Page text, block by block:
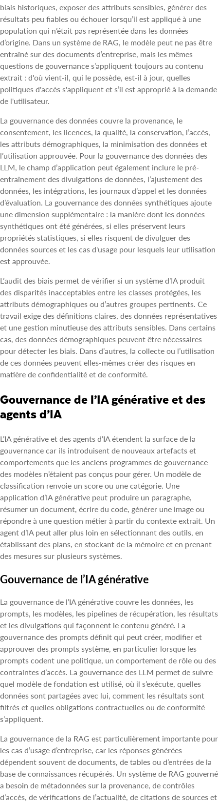
biais historiques, exposer des attributs sensibles, générer des
résultats peu fiables ou échouer lorsqu’il est appliqué à une
population qui n’était pas représentée dans les données
d’origine. Dans un système de RAG, le modèle peut ne pas être
entraîné sur des documents d’entreprise, mais les mêmes
questions de gouvernance s’appliquent toujours au contenu
extrait : d'où vient-il, qui le possède, est-il à jour, quelles
politiques d'accès s'appliquent et s’il est approprié à la demande
de l'utilisateur.
La gouvernance des données couvre la provenance, le
consentement, les licences, la qualité, la conservation, l’accès,
les attributs démographiques, la minimisation des données et
l’utilisation approuvée. Pour la gouvernance des données des
LLM, le champ d’application peut également inclure le pré-
entraînement des divulgations de données, l’ajustement des
données, les intégrations, les journaux d’appel et les données
d’évaluation. La gouvernance des données synthétiques ajoute
une dimension supplémentaire : la manière dont les données
synthétiques ont été générées, si elles préservent leurs
propriétés statistiques, si elles risquent de divulguer des
données sources et les cas d'usage pour lesquels leur utilisation
est approuvée.
L’audit des biais permet de vérifier si un système d’IA produit
des disparités inacceptables entre les classes protégées, les
attributs démographiques ou d’autres groupes pertinents. Ce
travail exige des définitions claires, des données représentatives
et une gestion minutieuse des attributs sensibles. Dans certains
cas, des données démographiques peuvent être nécessaires
pour détecter les biais. Dans d’autres, la collecte ou l’utilisation
de ces données peuvent elles-mêmes créer des risques en
matière de confidentialité et de conformité.
Gouvernance de l’IA générative et des
agents d’IA
L’IA générative et des agents d’IA étendent la surface de la
gouvernance car ils introduisent de nouveaux artefacts et
comportements que les anciens programmes de gouvernance
des modèles n’étaient pas conçus pour gérer. Un modèle de
classification renvoie un score ou une catégorie. Une
application d’IA générative peut produire un paragraphe,
résumer un document, écrire du code, générer une image ou
répondre à une question métier à partir du contexte extrait. Un
agent d’IA peut aller plus loin en sélectionnant des outils, en
établissant des plans, en stockant de la mémoire et en prenant
des mesures sur plusieurs systèmes.
Gouvernance de l’IA générative
La gouvernance de l’IA générative couvre les données, les
prompts, les modèles, les pipelines de récupération, les résultats
et les divulgations qui façonnent le contenu généré. La
gouvernance des prompts définit qui peut créer, modifier et
approuver des prompts système, en particulier lorsque les
prompts codent une politique, un comportement de rôle ou des
contraintes d’accès. La gouvernance des LLM permet de suivre
quel modèle de fondation est utilisé, où il s’exécute, quelles
données sont partagées avec lui, comment les résultats sont
filtrés et quelles obligations contractuelles ou de conformité
s’appliquent.
La gouvernance de la RAG est particulièrement importante pour
les cas d’usage d’entreprise, car les réponses générées
dépendent souvent de documents, de tables ou d’entrées de la
base de connaissances récupérés. Un système de RAG gouverné
a besoin de métadonnées sur la provenance, de contrôles
d’accès, de vérifications de l’actualité, de citations de sources et